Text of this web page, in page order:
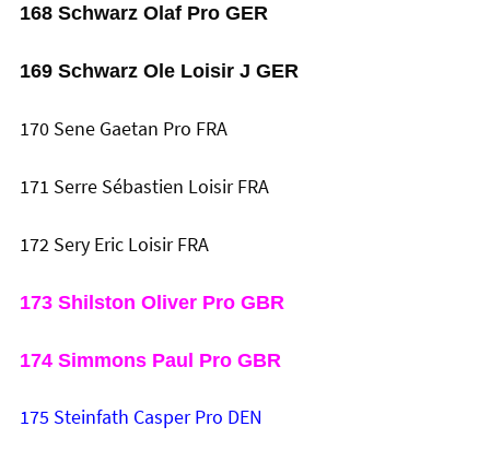
168 Schwarz Olaf Pro GER
169 Schwarz Ole Loisir J GER
170 Sene Gaetan Pro FRA
171 Serre Sébastien Loisir FRA
172 Sery Eric Loisir FRA
173 Shilston Oliver Pro GBR
174 Simmons Paul Pro GBR
175 Steinfath Casper Pro DEN